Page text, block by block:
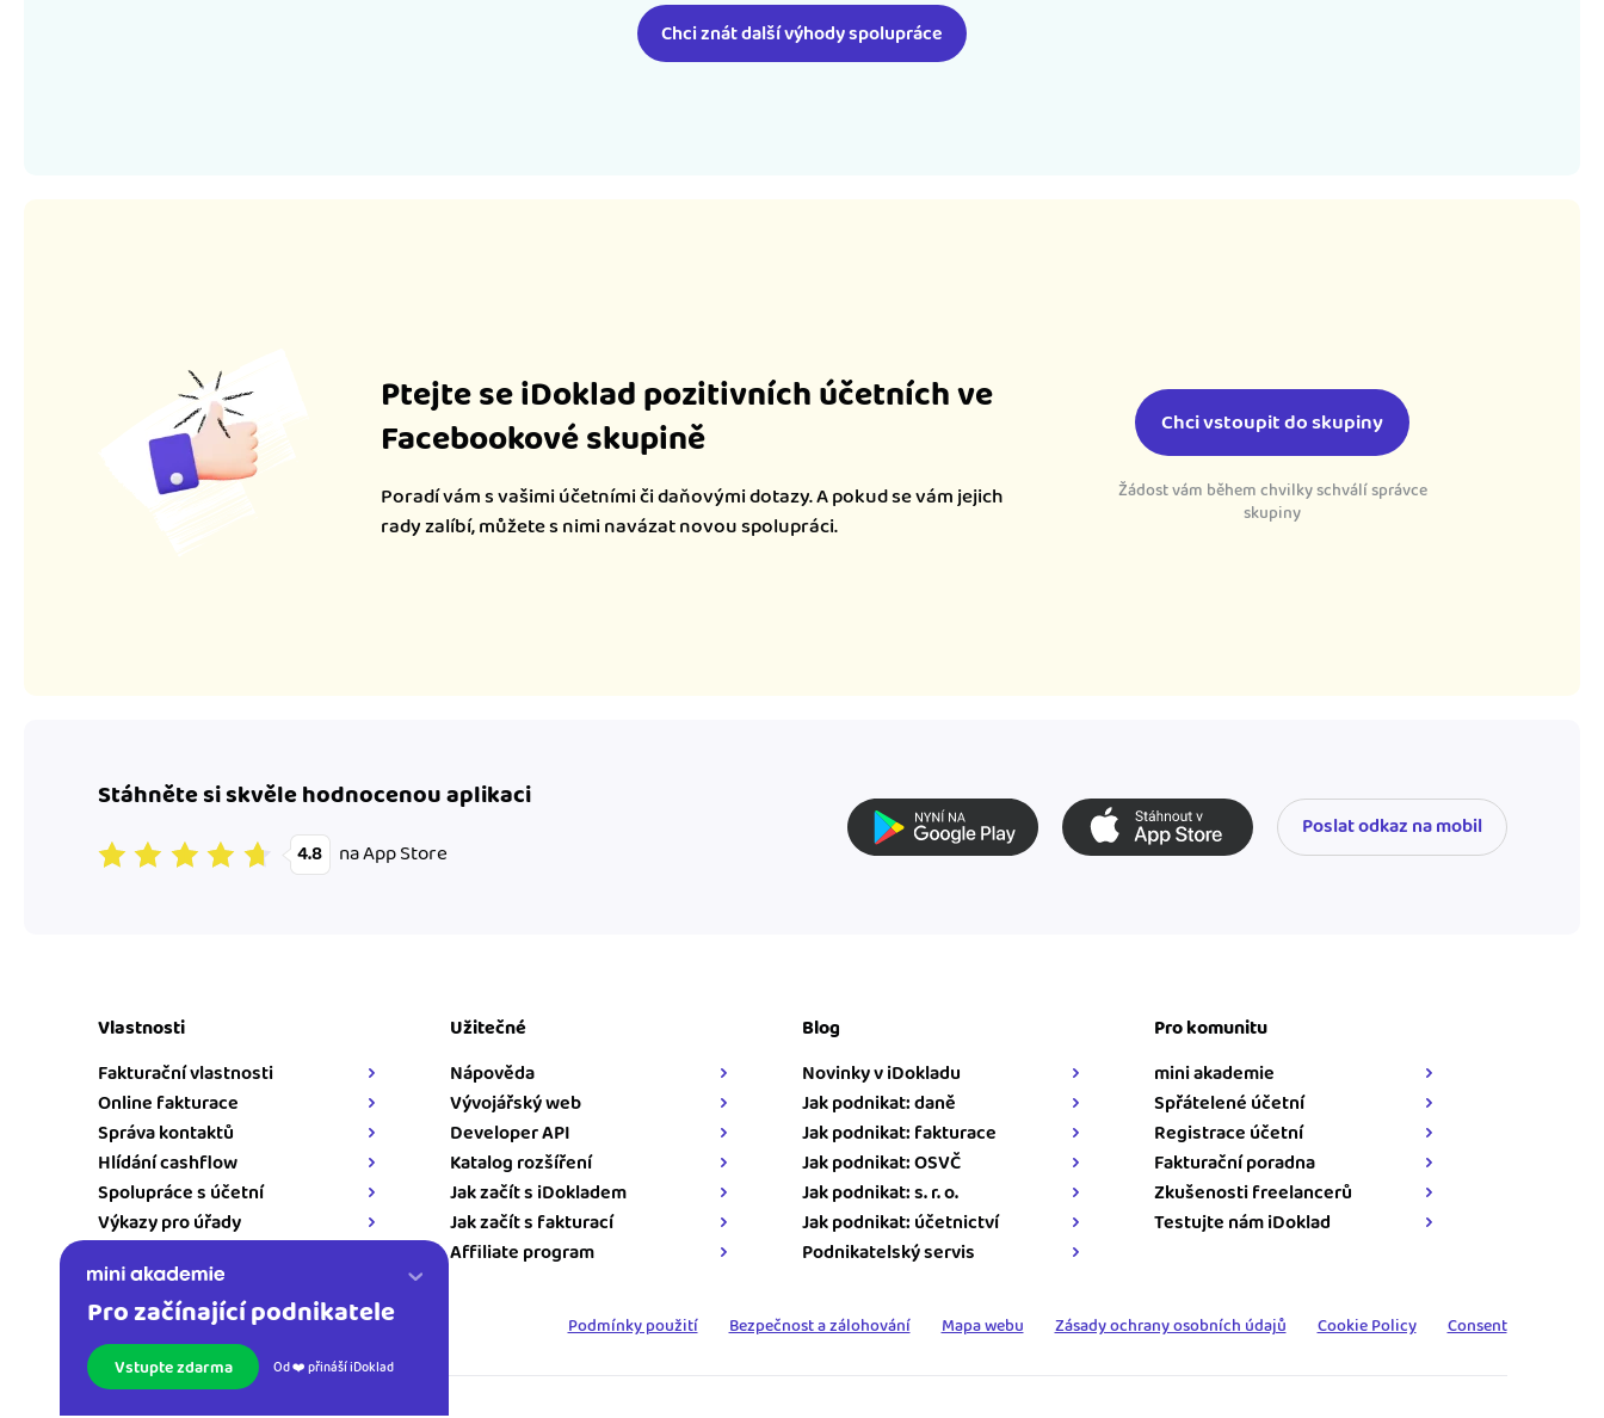
Chci znát další výhody spolupráce
Ptejte se iDoklad pozitivních účetních ve
Facebookové skupině
Poradí vám s vašimi účetními či daňovými dotazy. A pokud se vám jejich
rady zalíbí, můžete s nimi navázat novou spolupráci.
Chci vstoupit do skupiny
Žádost vám během chvilky schválí správce
skupiny
Stáhněte si skvěle hodnocenou aplikaci
4.8 na App Store
Poslat odkaz na mobil
Pro začínající podnikatele
Vstupte zdarma Od ❤️ přináší iDoklad
Vlastnosti
Fakturační vlastnosti
Online fakturace
Správa kontaktů
Hlídání cashflow
Spolupráce s účetní
Výkazy pro úřady
Užitečné
Nápověda
Vývojářský web
Developer API
Katalog rozšíření
Jak začít s iDokladem
Jak začít s fakturací
Affiliate program
Blog
Novinky v iDokladu
Jak podnikat: daně
Jak podnikat: fakturace
Jak podnikat: OSVČ
Jak podnikat: s. r. o.
Jak podnikat: účetnictví
Podnikatelský servis
Pro komunitu
mini akademie
Spřátelené účetní
Registrace účetní
Fakturační poradna
Zkušenosti freelancerů
Testujte nám iDoklad
Kontakt Podmínky použití Bezpečnost a zálohování Mapa webu Zásady ochrany osobních údajů Cookie Policy Consent